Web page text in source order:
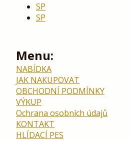
SP
SP
Menu:
NABÍDKA
JAK NAKUPOVAT
OBCHODNÍ PODMÍNKY
VÝKUP
Ochrana osobních údajů
KONTAKT
HLÍDACÍ PES